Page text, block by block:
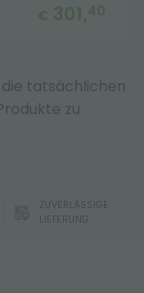
€ 301,40
die tatsächlichen
zu
ZUVERLÄSSIGE
LIEFERUNG